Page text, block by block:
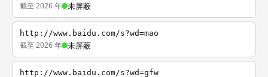
截至 2026 年 未屏蔽
http://www.baidu.com/s?wd=mao
截至 2026 年 未屏蔽
http://www.baidu.com/s?wd=gfw